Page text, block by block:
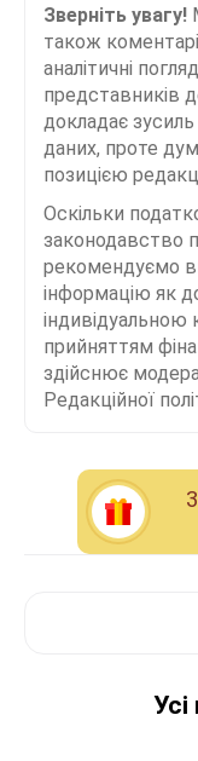
Зверніть увагу!
також
аналітичні
представників
докладає зусиль
даних, проте
позицією
Оскільки
законодавство
рекомендуємо
інформацію як
індивідуальною
прийняттям
здійснює
Редакційної